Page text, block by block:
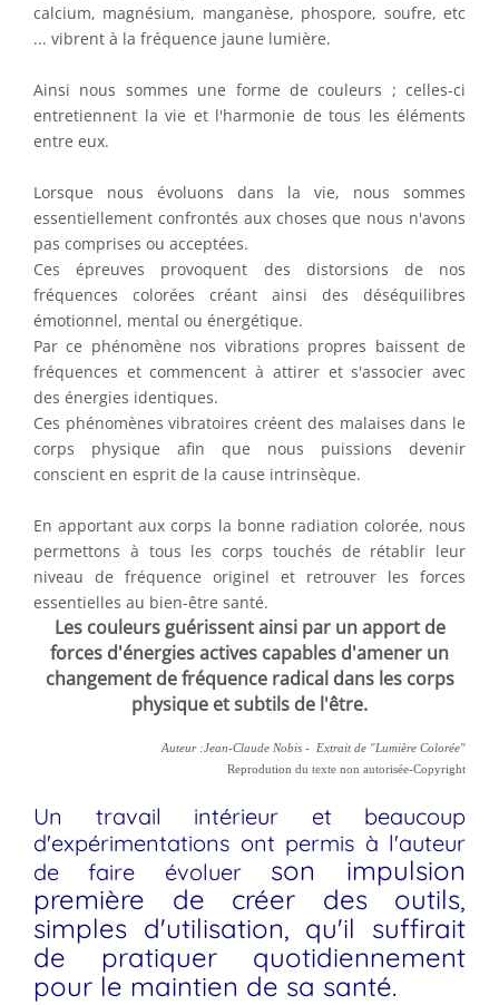
calcium, magnésium, manganèse, phospore, soufre, etc
... vibrent à la fréquence jaune lumière.
Ainsi nous sommes une forme de couleurs ; celles-ci
entretiennent la vie et l'harmonie de tous les éléments
entre eux.
Lorsque nous évoluons dans la vie, nous sommes
essentiellement confrontés aux choses que nous n'avons
pas comprises ou acceptées.
Ces épreuves provoquent des distorsions de nos
fréquences colorées créant ainsi des déséquilibres
émotionnel, mental ou énergétique.
Par ce phénomène nos vibrations propres baissent de
fréquences et commencent à attirer et s'associer avec
des énergies identiques.
Ces phénomènes vibratoires créent des malaises dans le
corps physique afin que nous puissions devenir
conscient en esprit de la cause intrinsèque.
En apportant aux corps la bonne radiation colorée, nous
permettons à tous les corps touchés de rétablir leur
niveau de fréquence originel et retrouver les forces
essentielles au bien-être santé.
Les couleurs guérissent ainsi par un apport de
forces d'énergies actives capables d'amener un
changement de fréquence radical dans les corps
physique et subtils de l'être.
Auteur :Jean-Claude Nobis - Extrait de "Lumière Colorée"
Reprodution du texte non autorisée-Copyright
Un travail intérieur et beaucoup
d'expérimentations ont permis à l'auteur
de faire évoluer son impulsion
première de créer des outils,
simples d'utilisation, qu'il suffirait
de pratiquer quotidiennement
pour le maintien de sa santé.